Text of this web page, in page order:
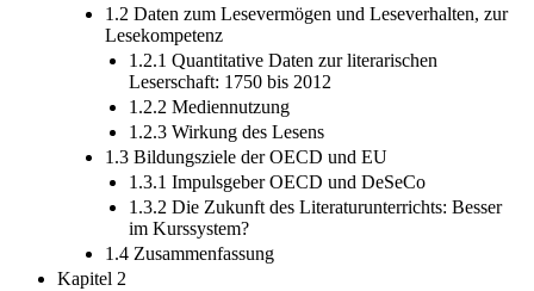
1.2 Daten zum Lesevermögen und Leseverhalten, zur
Lesekompetenz
1.2.1 Quantitative Daten zur literarischen
Leserschaft: 1750 bis 2012
1.2.2 Mediennutzung
1.2.3 Wirkung des Lesens
1.3 Bildungsziele der OECD und EU
1.3.1 Impulsgeber OECD und DeSeCo
1.3.2 Die Zukunft des Literaturunterrichts: Besser
im Kurssystem?
1.4 Zusammenfassung
Kapitel 2